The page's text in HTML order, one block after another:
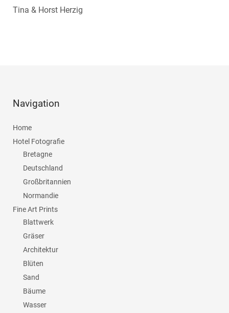
Tina & Horst Herzig
Navigation
Home
Hotel Fotografie
Bretagne
Deutschland
Großbritannien
Normandie
Fine Art Prints
Blattwerk
Gräser
Architektur
Blüten
Sand
Bäume
Wasser